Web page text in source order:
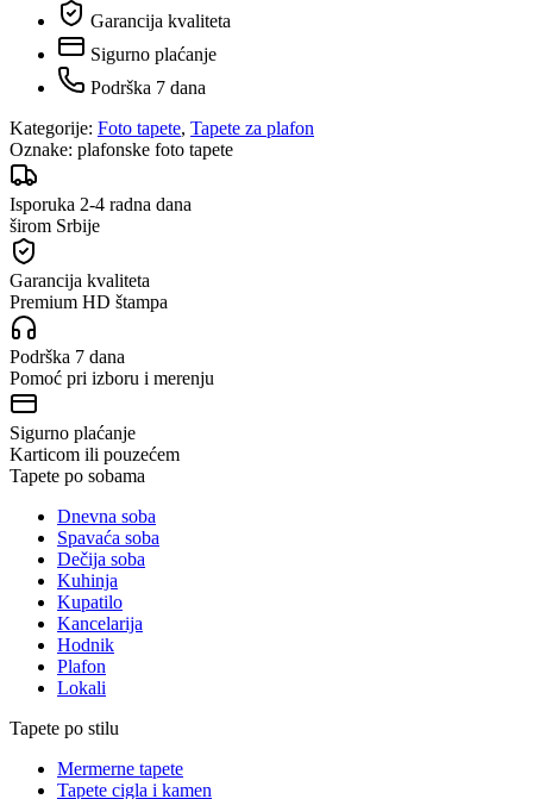
Garancija kvaliteta
Sigurno plaćanje
Podrška 7 dana
Kategorije: Foto tapete, Tapete za plafon
Oznake: plafonske foto tapete
Isporuka 2-4 radna dana
širom Srbije
Garancija kvaliteta
Premium HD štampa
Podrška 7 dana
Pomoć pri izboru i merenju
Sigurno plaćanje
Karticom ili pouzećem
Tapete po sobama
Dnevna soba
Spavaća soba
Dečija soba
Kuhinja
Kupatilo
Kancelarija
Hodnik
Plafon
Lokali
Tapete po stilu
Mermerne tapete
Tapete cigla i kamen